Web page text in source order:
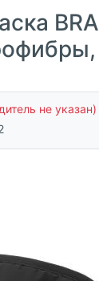
не указан)